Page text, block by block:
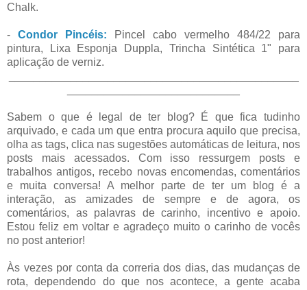
Chalk.
- Condor Pincéis: Pincel cabo vermelho 484/22 para
pintura, Lixa Esponja Duppla, Trincha Sintética 1" para
aplicação de verniz.
Sabem o que é legal de ter blog? É que fica tudinho
arquivado, e cada um que entra procura aquilo que precisa,
olha as tags, clica nas sugestões automáticas de leitura, nos
posts mais acessados. Com isso ressurgem posts e
trabalhos antigos, recebo novas encomendas, comentários
e muita conversa! A melhor parte de ter um blog é a
interação, as amizades de sempre e de agora, os
comentários, as palavras de carinho, incentivo e apoio.
Estou feliz em voltar e agradeço muito o carinho de vocês
no post anterior!
Às vezes por conta da correria dos dias, das mudanças de
rota, dependendo do que nos acontece, a gente acaba